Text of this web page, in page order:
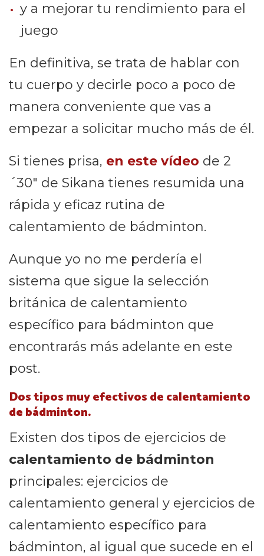
y a mejorar tu rendimiento para el
juego
En definitiva, se trata de hablar con
tu cuerpo y decirle poco a poco de
manera conveniente que vas a
empezar a solicitar mucho más de él.
Si tienes prisa, en este vídeo de 2
´30″ de Sikana tienes resumida una
rápida y eficaz rutina de
calentamiento de bádminton.
Aunque yo no me perdería el
sistema que sigue la selección
británica de calentamiento
específico para bádminton que
encontrarás más adelante en este
post.
Dos tipos muy efectivos de calentamiento
de bádminton.
Existen dos tipos de ejercicios de
calentamiento de bádminton
principales: ejercicios de
calentamiento general y ejercicios de
calentamiento específico para
bádminton, al igual que sucede en el